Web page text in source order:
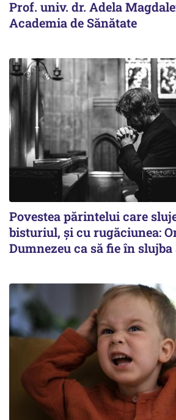
Prof. univ. dr. Adela
Academia de Sănătate
Povestea părintelui care
bisturiul, și cu rugăciunea:
Dumnezeu ca să fie în